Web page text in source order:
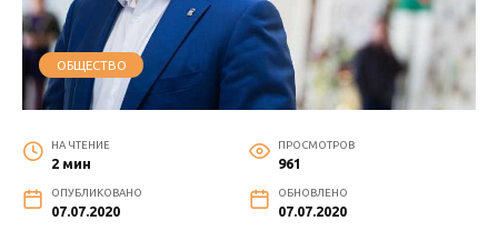
ОБЩЕСТВО
НА ЧТЕНИЕ
2 мин
ПРОСМОТРОВ
961
ОПУБЛИКОВАНО
07.07.2020
ОБНОВЛЕНО
07.07.2020